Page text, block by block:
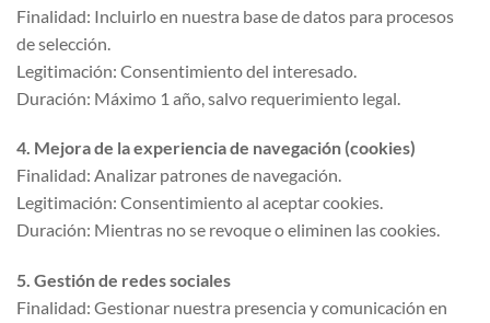
Finalidad: Incluirlo en nuestra base de datos para procesos
de selección.
Legitimación: Consentimiento del interesado.
Duración: Máximo 1 año, salvo requerimiento legal.
4. Mejora de la experiencia de navegación (cookies)
Finalidad: Analizar patrones de navegación.
Legitimación: Consentimiento al aceptar cookies.
Duración: Mientras no se revoque o eliminen las cookies.
5. Gestión de redes sociales
Finalidad: Gestionar nuestra presencia y comunicación en